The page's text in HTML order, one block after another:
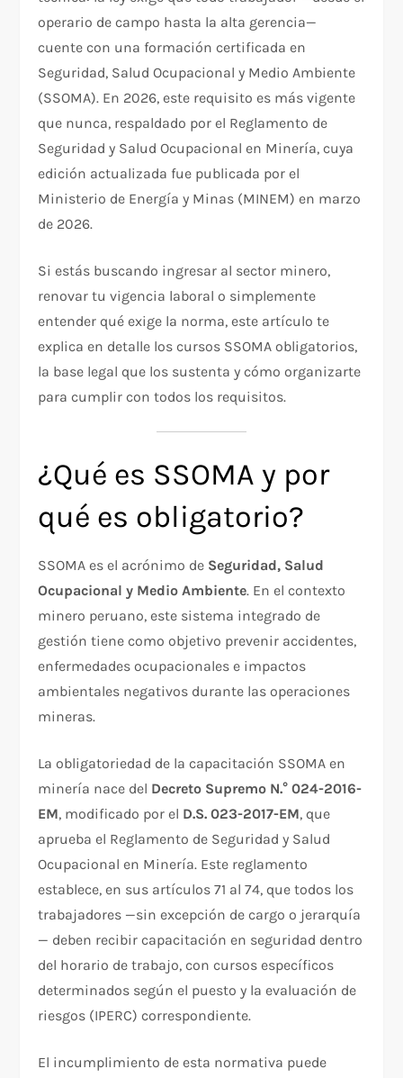
operario de campo hasta la alta gerencia—
cuente con una formación certificada en
Seguridad, Salud Ocupacional y Medio Ambiente
(SSOMA). En 2026, este requisito es más vigente
que nunca, respaldado por el Reglamento de
Seguridad y Salud Ocupacional en Minería, cuya
edición actualizada fue publicada por el
Ministerio de Energía y Minas (MINEM) en marzo
de 2026.
Si estás buscando ingresar al sector minero,
renovar tu vigencia laboral o simplemente
entender qué exige la norma, este artículo te
explica en detalle los cursos SSOMA obligatorios,
la base legal que los sustenta y cómo organizarte
para cumplir con todos los requisitos.
¿Qué es SSOMA y por
qué es obligatorio?
SSOMA es el acrónimo de Seguridad, Salud
Ocupacional y Medio Ambiente. En el contexto
minero peruano, este sistema integrado de
gestión tiene como objetivo prevenir accidentes,
enfermedades ocupacionales e impactos
ambientales negativos durante las operaciones
mineras.
La obligatoriedad de la capacitación SSOMA en
minería nace del Decreto Supremo N.° 024-2016-
EM, modificado por el D.S. 023-2017-EM, que
aprueba el Reglamento de Seguridad y Salud
Ocupacional en Minería. Este reglamento
establece, en sus artículos 71 al 74, que todos los
trabajadores —sin excepción de cargo o jerarquía
— deben recibir capacitación en seguridad dentro
del horario de trabajo, con cursos específicos
determinados según el puesto y la evaluación de
riesgos (IPERC) correspondiente.
El incumplimiento de esta normativa puede